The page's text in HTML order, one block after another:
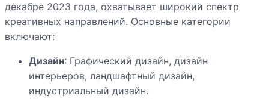
декабре 2023 года, охватывает широкий спектр
креативных направлений. Основные категории
включают:
Дизайн: Графический дизайн, дизайн
интерьеров, ландшафтный дизайн,
индустриальный дизайн.